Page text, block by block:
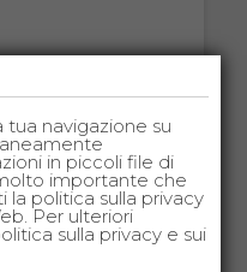
navigazione su
in piccoli file di
importante che
politica sulla privacy
Per ulteriori
sulla privacy e sui